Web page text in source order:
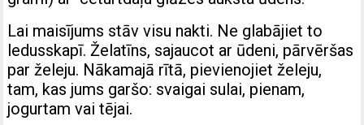
Lai maisījums stāv visu nakti. Ne glabājiet to
ledusskapī. Želatīns, sajaucot ar ūdeni, pārvēršas
par želeju. Nākamajā rītā, pievienojiet želeju,
tam, kas jums garšo: svaigai sulai, pienam,
jogurtam vai tējai.